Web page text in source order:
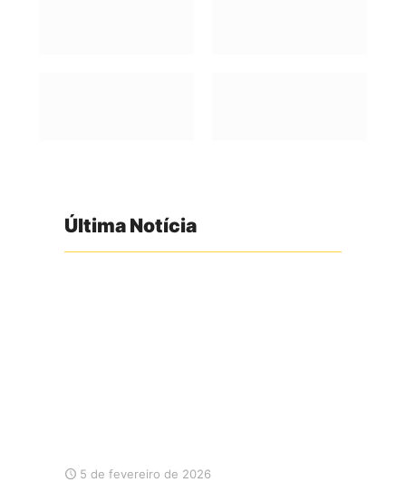
Última Notícia
5 de fevereiro de 2026